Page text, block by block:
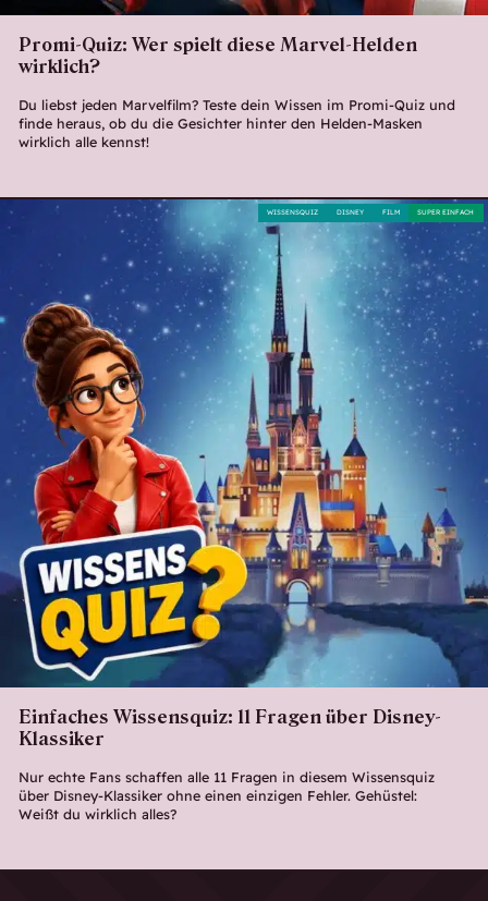
Promi-Quiz: Wer spielt diese Marvel-Helden
wirklich?
Du liebst jeden Marvelfilm? Teste dein Wissen im Promi-Quiz und
finde heraus, ob du die Gesichter hinter den Helden-Masken
wirklich alle kennst!
Einfaches Wissensquiz: 11 Fragen über Disney-
Klassiker
Nur echte Fans schaffen alle 11 Fragen in diesem Wissensquiz
über Disney-Klassiker ohne einen einzigen Fehler. Gehüstel:
Weißt du wirklich alles?
SUPER EINFACH
FILM
DISNEY
WISSENSQUIZ